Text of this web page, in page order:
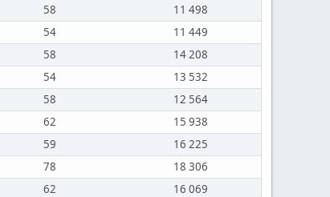
58
11 498
54
11 449
58
14 208
54
13 532
58
12 564
62
15 938
59
16 225
78
18 306
62
16 069